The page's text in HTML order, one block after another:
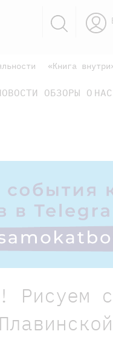
«Книга
ОБЗОРЫ О НАС
Рисуем с